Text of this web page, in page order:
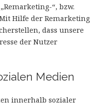
“, bzw.
Hilfe der Remarketing
dass unsere
der Nutzer
Medien
innerhalb sozialer